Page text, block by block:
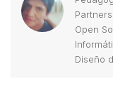
Open
Diseño